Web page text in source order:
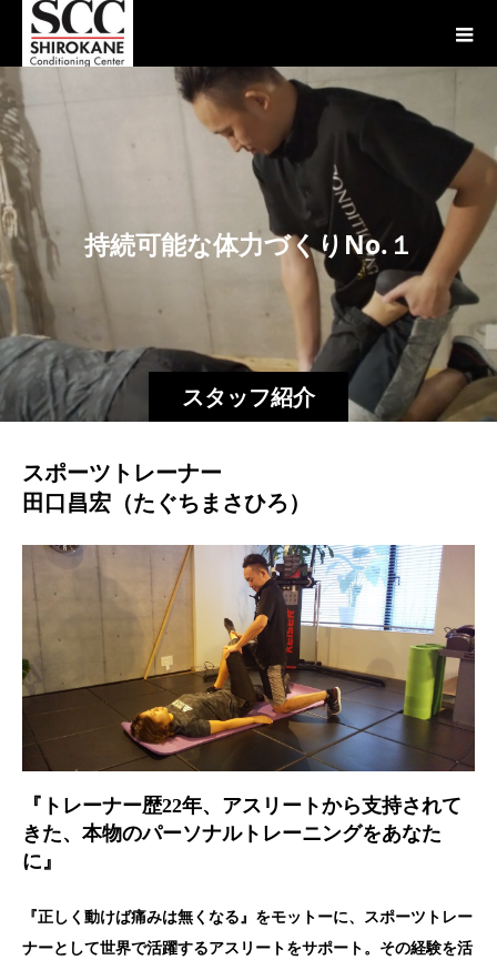
スタッフ紹介
持続可能な 体 力 づくり No
１
ス
スポーツトレーナー
田口昌宏（たぐちまさひろ）
『トレーナー歴22年、アスリートから支持されて
きた、本物のパーソナルトレーニングをあなた
に』
『正しく動けば痛みは無くなる』をモットーに、スポーツトレー
ナーとして世界で活躍するアスリートをサポート。その経験を活